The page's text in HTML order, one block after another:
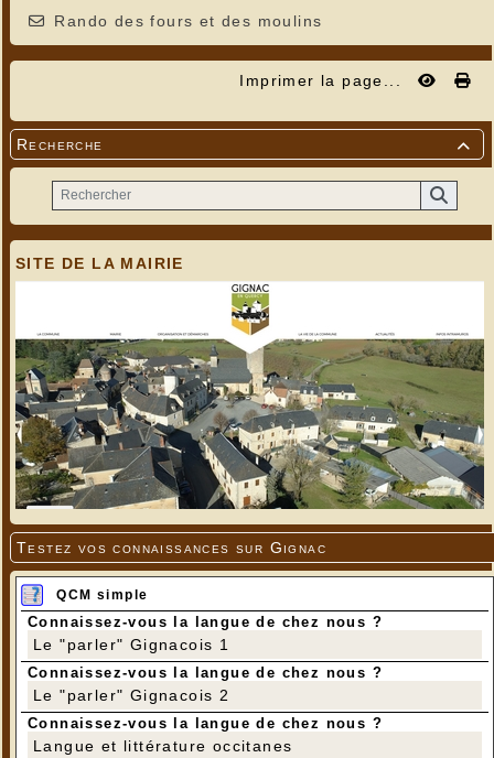
Rando des fours et des moulins
Imprimer la page...

Recherche
SITE DE LA MAIRIE
Testez vos connaissances sur Gignac
QCM simple
Connaissez-vous la langue de chez nous ?
Le "parler" Gignacois 1
Connaissez-vous la langue de chez nous ?
Le "parler" Gignacois 2
Connaissez-vous la langue de chez nous ?
Langue et littérature occitanes
---